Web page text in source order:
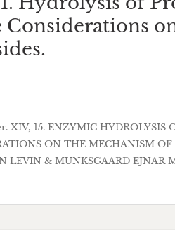
XIV, 15. ENZYMIC HYDROLYSIS
ON THE MECHANISM
LEVIN & MUNKSGAARD EJNAR